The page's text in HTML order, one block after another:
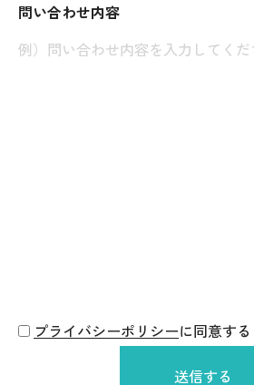
問い合わせ内容
プライバシーポリシーに同意する